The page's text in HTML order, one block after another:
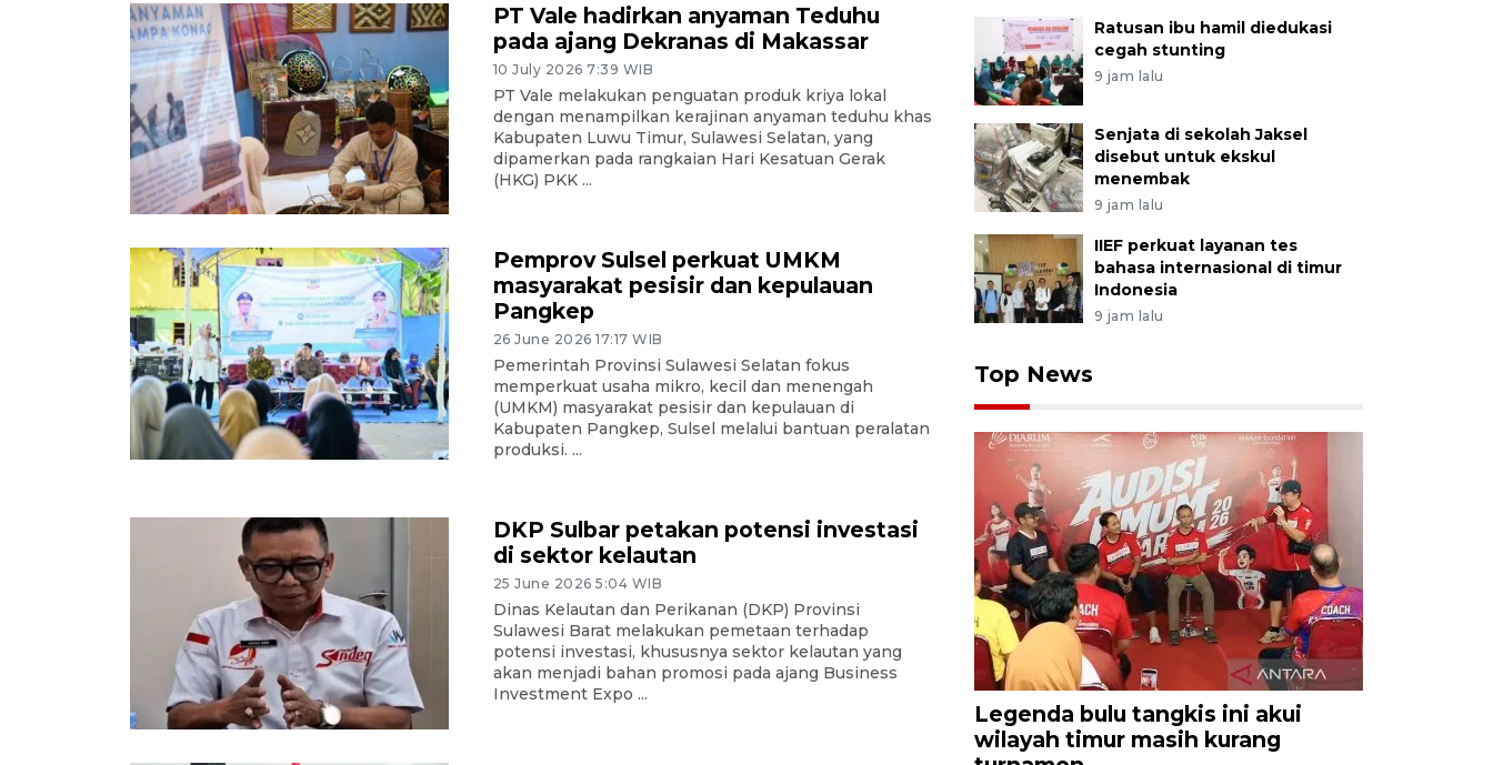
PT Vale hadirkan anyaman Teduhu
pada ajang Dekranas di Makassar
10 July 2026 7:39 WIB
PT Vale melakukan penguatan produk kriya lokal
dengan menampilkan kerajinan anyaman teduhu khas
Kabupaten Luwu Timur, Sulawesi Selatan, yang
dipamerkan pada rangkaian Hari Kesatuan Gerak
(HKG) PKK ...
Pemprov Sulsel perkuat UMKM
masyarakat pesisir dan kepulauan
Pangkep
26 June 2026 17:17 WIB
Pemerintah Provinsi Sulawesi Selatan fokus
memperkuat usaha mikro, kecil dan menengah
(UMKM) masyarakat pesisir dan kepulauan di
Kabupaten Pangkep, Sulsel melalui bantuan peralatan
produksi. ...
DKP Sulbar petakan potensi investasi
di sektor kelautan
25 June 2026 5:04 WIB
Dinas Kelautan dan Perikanan (DKP) Provinsi
Sulawesi Barat melakukan pemetaan terhadap
potensi investasi, khususnya sektor kelautan yang
akan menjadi bahan promosi pada ajang Business
Investment Expo ...
Ratusan ibu hamil diedukasi
cegah stunting
9 jam lalu
Senjata di sekolah Jaksel
disebut untuk ekskul
menembak
9 jam lalu
IIEF perkuat layanan tes
bahasa internasional di timur
Indonesia
9 jam lalu
Top News
Legenda bulu tangkis ini akui
wilayah timur masih kurang